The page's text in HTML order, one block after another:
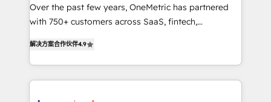
confidence and that leadership can rely on for
scalable revenue insights.
Over the past few years, OneMetric has partnered
with 750+ customers across SaaS, fintech,
150+ HubSpot-certified experts, we deliver scalable
solutions to complex GTM and RevOps challenges.
Our Expertise 🔹 Onboarding & Implementation:
解决方案合作伙伴4.9